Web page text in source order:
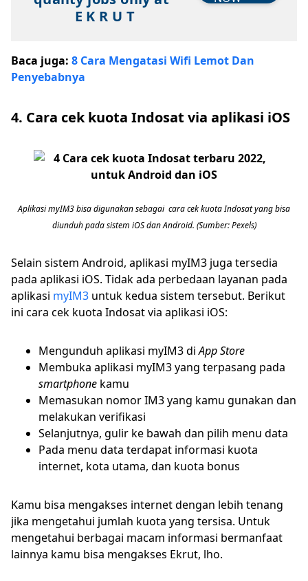
E K R U T
Baca juga: 8 Cara Mengatasi Wifi Lemot Dan
Penyebabnya
4. Cara cek kuota Indosat via aplikasi iOS
Aplikasi myIM3 bisa digunakan sebagai cara cek kuota Indosat yang bisa
diunduh pada sistem iOS dan Android. (Sumber: Pexels)
Selain sistem Android, aplikasi myIM3 juga tersedia
pada aplikasi iOS. Tidak ada perbedaan layanan pada
aplikasi myIM3 untuk kedua sistem tersebut. Berikut
ini cara cek kuota Indosat via aplikasi iOS:
Mengunduh aplikasi myIM3 diApp Store
Membuka aplikasi myIM3 yang terpasang pada
smartphone kamu
Memasukan nomor IM3 yang kamu gunakan dan
melakukan verifikasi
Selanjutnya, gulir ke bawah dan pilih menu data
Pada menu data terdapat informasi kuota
internet, kota utama, dan kuota bonus
Kamu bisa mengakses internet dengan lebih tenang
jika mengetahui jumlah kuota yang tersisa. Untuk
mengetahui berbagai macam informasi bermanfaat
lainnya kamu bisa mengakses Ekrut, lho.